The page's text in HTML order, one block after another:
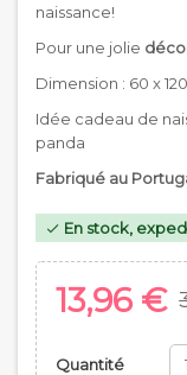
naissance!
Pour une jolie
Dimension : 60 x
Idée cadeau de
panda
Fabriqué au
 En stock,
13,96 €
Quantité